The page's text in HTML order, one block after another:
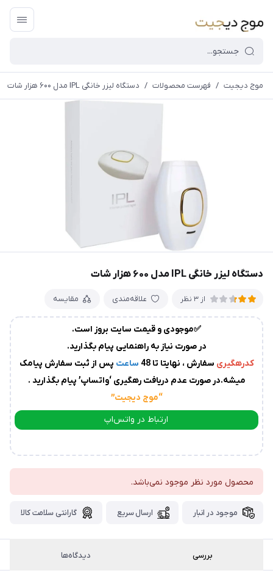
قیمت و
باشد،باخیال
راحت خرید
زمان
آماده
پستسفارشات،بین
2روز
کاریمی
عدم
ارسال
کدرهگیریاز
موج دیجیت / فهرست محصولات / دستگاه لیزر خانگی IPL مدل ۶۰۰ هزار شات
دستگاه لیزر خانگی IPL مدل ۶۰۰ هزار شات
از 3 نظر علاقه‌مندی مقایسه
✅موجودی و قیمت سایت بروز است.
در صورت نیاز به راهنمایی پیام بگذارید.
کدرهگیری سفارش ، نهایتا تا 48 ساعت پس از ثبت سفارش پیامک
میشه.در صورت عدم دریافت رهگیری ‘واتساپ’ پیام بگذارید .
“موج دیجیت”
ارتباط در واتس‌اپ
محصول مورد نظر موجود نمی‌باشد.
موجود در انبار ارسال سریع گارانتی سلامت کالا
بررسی دیدگاه‌ها